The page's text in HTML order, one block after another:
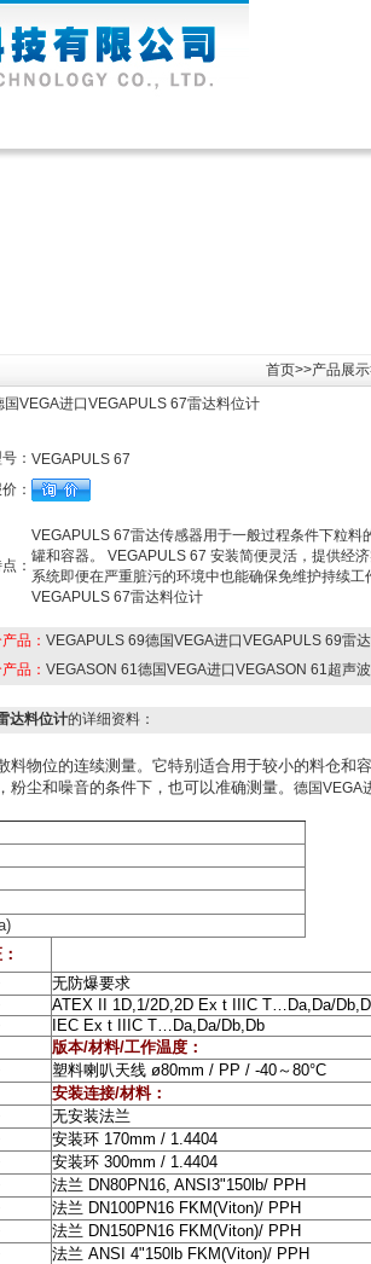
首页>>产品展示
国VEGA进口VEGAPULS 67雷达料位计
： VEGAPULS 67
：
：
VEGAPULS 67雷达传感器用于一般过程条件下粒料
罐和容器。 VEGAPULS 67 安装简便灵活，提供经
系统即便在严重脏污的环境中也能确保免维护持续工
VEGAPULS 67雷达料位计
品： VEGAPULS 69德国VEGA进口VEGAPULS 69雷
品： VEGASON 61德国VEGA进口VEGASON 61超声
达料位计的详细资料：
料物位的连续测量。它特别适合用于较小的料仓和
尘和噪音的条件下，也可以准确测量。 德国VEGA
无防爆要求
ATEX II 1D,1/2D,2D Ex t IIIC T…Da,Da/
IEC Ex t IIIC T…Da,Da/Db,Db
版本/材料/工作温度：
塑料喇叭天线ø80mm / PP / -40～80°C
安装连接/材料：
无安装法兰
安装环170mm / 1.4404
安装环300mm / 1.4404
法兰 DN80PN16, ANSI3"150lb/ PPH
法兰 DN100PN16 FKM(Viton)/ PPH
法兰 DN150PN16 FKM(Viton)/ PPH
法兰 ANSI 4"150lb FKM(Viton)/ PPH